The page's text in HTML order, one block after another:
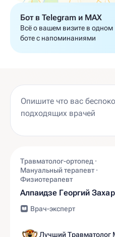
Бот в Telegram и MAX
Всё о вашем визите в одном
боте с напоминаниями
Травматолог-ортопед ·
Мануальный терапевт ·
Физиотерапевт
Алпаидзе Георгий
Врач-эксперт
Лучший Травматолог